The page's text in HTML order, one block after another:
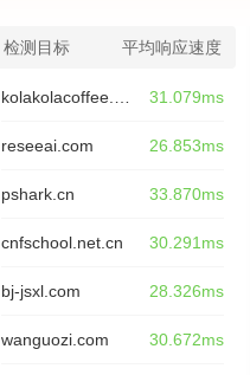
检测目标 平均响应速度
31.079ms
reseeai.com 26.853ms
pshark.cn 33.870ms
cnfschool.net.cn 30.291ms
bj-jsxl.com 28.326ms
wanguozi.com 30.672ms